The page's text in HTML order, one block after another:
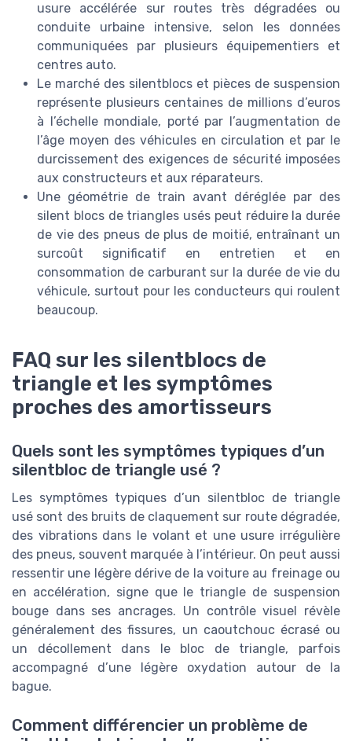
usure accélérée sur routes très dégradées ou
conduite urbaine intensive, selon les données
communiquées par plusieurs équipementiers et
centres auto.
Le marché des silentblocs et pièces de suspension
représente plusieurs centaines de millions d’euros
à l’échelle mondiale, porté par l’augmentation de
l’âge moyen des véhicules en circulation et par le
durcissement des exigences de sécurité imposées
aux constructeurs et aux réparateurs.
Une géométrie de train avant déréglée par des
silent blocs de triangles usés peut réduire la durée
de vie des pneus de plus de moitié, entraînant un
surcoût significatif en entretien et en
consommation de carburant sur la durée de vie du
véhicule, surtout pour les conducteurs qui roulent
beaucoup.
FAQ sur les silentblocs de
triangle et les symptômes
proches des amortisseurs
Quels sont les symptômes typiques d’un
silentbloc de triangle usé ?
Les symptômes typiques d’un silentbloc de triangle
usé sont des bruits de claquement sur route dégradée,
des vibrations dans le volant et une usure irrégulière
des pneus, souvent marquée à l’intérieur. On peut aussi
ressentir une légère dérive de la voiture au freinage ou
en accélération, signe que le triangle de suspension
bouge dans ses ancrages. Un contrôle visuel révèle
généralement des fissures, un caoutchouc écrasé ou
un décollement dans le bloc de triangle, parfois
accompagné d’une légère oxydation autour de la
bague.
Comment différencier un problème de